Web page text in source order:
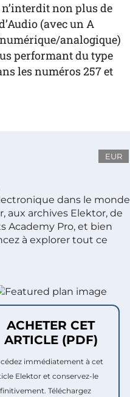
non plus de
(avec un A
analogique)
performant du type
les numéros 257 et
EUR
dans le monde
aux archives Elektor, de
Academy Pro, et bien
à explorer tout ce
ACHETER CET
ARTICLE (PDF)
immédiatement à cet
Elektor et conservez-le
Téléchargez